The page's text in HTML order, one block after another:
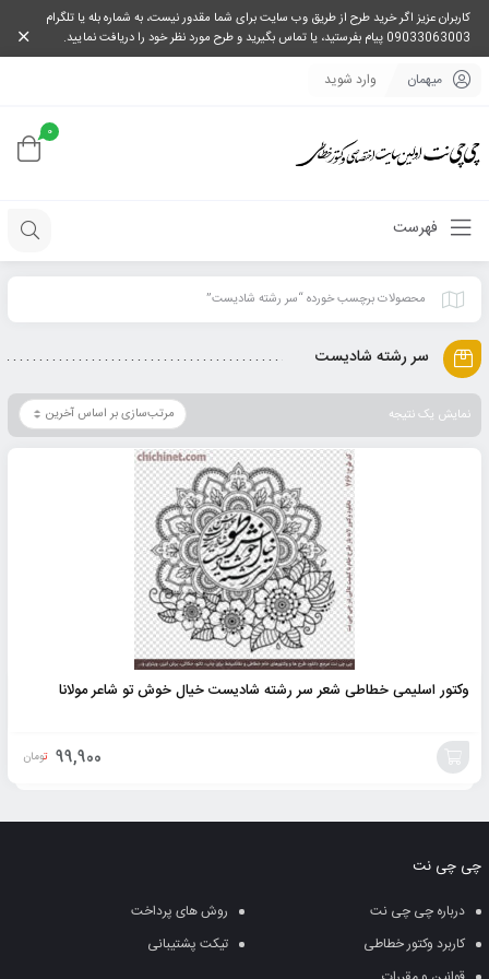
کاربران عزیز اگر خرید طرح از طریق وب سایت برای شما مقدور نیست، به شماره بله یا تلگرام
09033063003 پیام بفرستید، یا تماس بگیرید و طرح مورد نظر خود را دریافت نمایید.
میهمان وارد شوید
0
فهرست
محصولات برچسب خورده “سر رشته شادیست”
سر رشته شادیست
نمایش یک نتیجه
وکتور اسلیمی خطاطی شعر سر رشته شادیست خیال خوش تو شاعر مولانا
99,900 تومان
سبد
چی چی نت
درباره چی چی نت
روش های پرداخت
کاربرد وکتور خطاطی
تیکت پشتیبانی